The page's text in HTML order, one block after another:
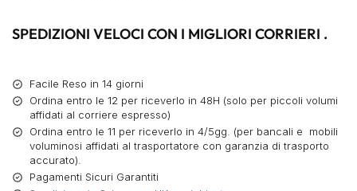
SPEDIZIONI VELOCI CON I MIGLIORI CORRIERI .
Facile Reso in 14 giorni
Ordina entro le 12 per riceverlo in 48H (solo per piccoli volumi
affidati al corriere espresso)
Ordina entro le 11 per riceverlo in 4/5gg. (per bancali e mobili
voluminosi affidati al trasportatore con garanzia di trasporto
accurato).
Pagamenti Sicuri Garantiti